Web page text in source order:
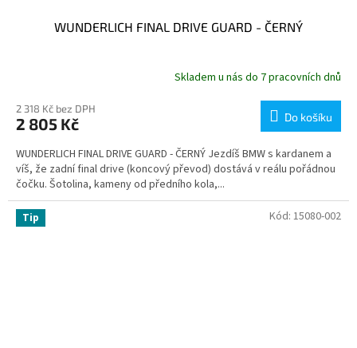
WUNDERLICH FINAL DRIVE GUARD - ČERNÝ
Skladem u nás do 7 pracovních dnů
2 318 Kč bez DPH
2 805 Kč Do košíku
WUNDERLICH FINAL DRIVE GUARD - ČERNÝ Jezdíš BMW s kardanem a
víš, že zadní final drive (koncový převod) dostává v reálu pořádnou
čočku. Šotolina, kameny od předního kola,...
Tip Kód: 15080-002